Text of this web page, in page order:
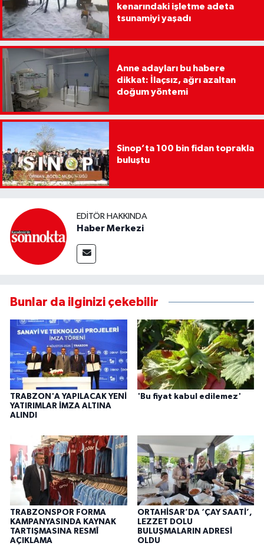
kenarındaki işletme adeta
tsunamiyi yaşadı
Anne adayları bu habere
dikkat: İlaçsız, ağrı azaltan
doğum yöntemi
Sinop’ta 100 bin fidan toprakla
buluştu
EDITÖR HAKKINDA
Haber Merkezi
Bunlar da ilginizi çekebilir
TRABZON'A YAPILACAK YENİ
YATIRIMLAR İMZA ALTINA
ALINDI
'Bu fiyat kabul edilemez'
TRABZONSPOR FORMA
KAMPANYASINDA KAYNAK
TARTIŞMASINA RESMÎ
AÇIKLAMA
ORTAHİSAR’DA ‘ÇAY SAATİ’,
LEZZET DOLU
BULUŞMALARIN ADRESİ
OLDU